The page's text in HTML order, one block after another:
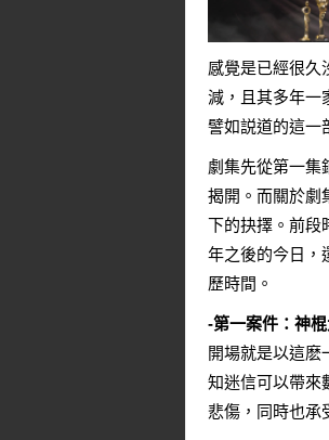
感覺是已經很久
減，且其多年一
譬如説道的這一
劇集先從第一集
揭開。而關於劇
下的抉擇。前段
年之後的今日，
歷時間。
-第一案件：神
開場就是以這麽
知迷信可以帶來
悲傷，同時也承